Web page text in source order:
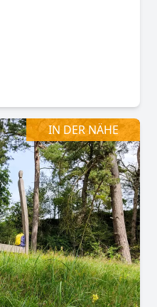
IN DER NÄHE